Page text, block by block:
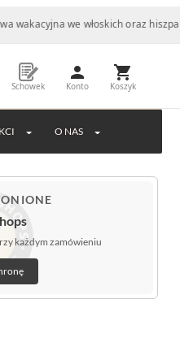
we włoskich oraz
Schowek Konto Koszyk
O NAS
każdym zamówieniu